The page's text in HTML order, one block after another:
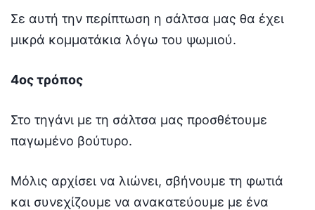
Σε αυτή την περίπτωση η σάλτσα μας θα έχει
μικρά κομματάκια λόγω του ψωμιού.
4ος τρόπος
Στο τηγάνι με τη σάλτσα μας προσθέτουμε
παγωμένο βούτυρο.
Μόλις αρχίσει να λιώνει, σβήνουμε τη φωτιά
και συνεχίζουμε να ανακατεύουμε με ένα